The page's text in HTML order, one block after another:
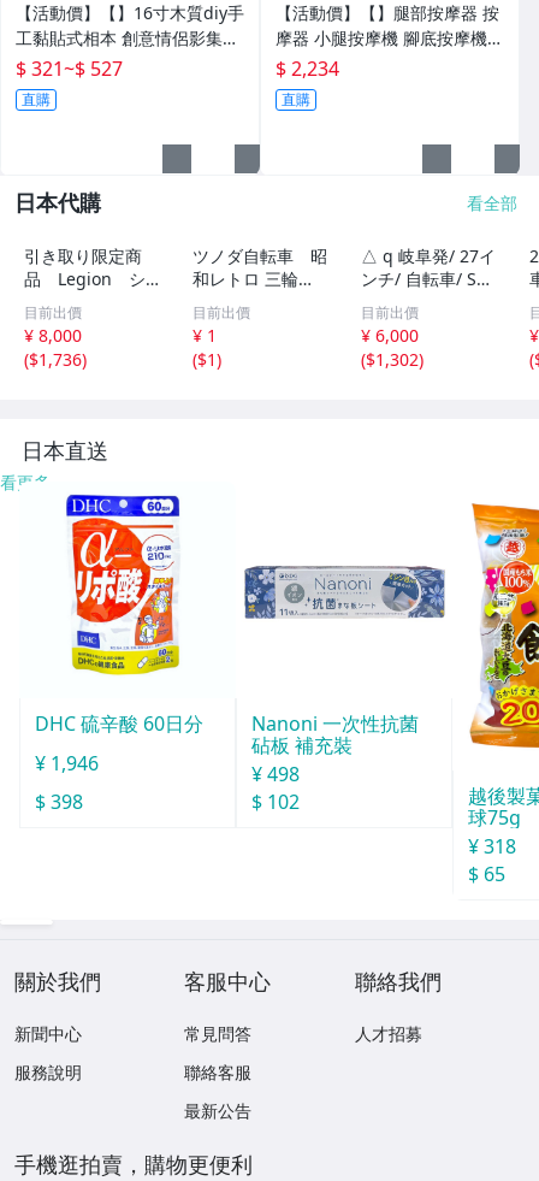
【活動價】【】16寸木質diy手
工黏貼式相本 創意情侶影集紀
念收藏冊送男女朋友
$ 321~$ 527
直購
【活動價】【】腿部按摩器 按
摩器 小腿按摩機 腳底按摩機
深層按摩軟體全自動足療機穴
位揉捏家用按腳器腳部腿部足
底足部腳底
$ 2,234
直購
日本代購 看全部
引き取り限定商
品 Legion シ
ティサイクル ２
7インチ シマノ
6段変速 LEDライ
ト 現状品 101
目前出價
¥ 8,000
($1,736)
ツノダ自転車 昭
和レトロ 三輪自
転車 大人用 実用
車 レストアベー
ス
目前出價
¥ 1
($1)
△ q 岐阜発/ 27イ
ンチ/ 自転車/ Swi
tch LAT/ 6段変速/
ママチャリ/ 走行
確認/ タイヤひび
割れあり/ 現状品/
目前出價
¥ 6,000
($1,302)
(
日本直送
看更多
DHC 硫辛酸 60日分
¥ 1,946
$ 398
Nanoni 一次性抗菌
砧板 補充裝
¥ 498
$ 102
越後製
球75g
¥ 318
$ 65
關於我們
新聞中心
服務說明
客服中心
常見問答
聯絡客服
最新公告
聯絡我們
人才招募
手機逛拍賣，購物更便利